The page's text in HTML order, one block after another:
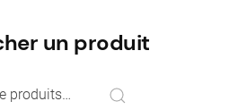
un produit